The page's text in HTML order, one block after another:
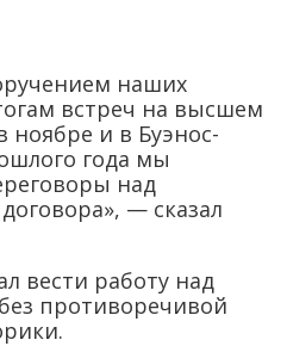
наших
встреч на высшем
ноябре и в Буэнос-
года мы
над
— сказал
вести работу над
противоречивой